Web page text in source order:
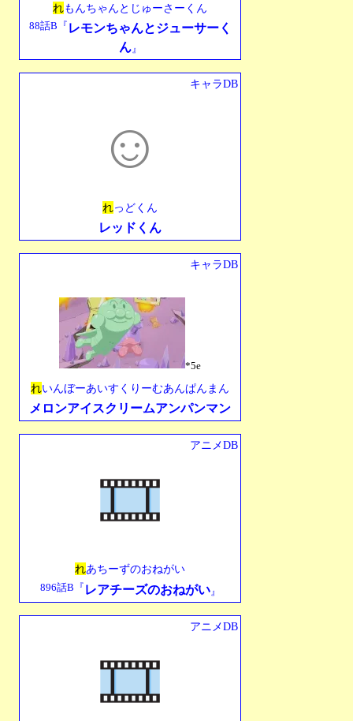
れもんちゃんとじゅーさーくん
88話B『 レモンちゃんとジューサーく
ん』
キャラDB
☺︎
れっどくん
レッドくん
キャラDB
*5e
れいんぼーあいすくりーむあんぱんまん
メロンアイスクリームアンパンマン
アニメDB
れあちーずのおねがい
896話B『 レアチーズのおねがい』
アニメDB